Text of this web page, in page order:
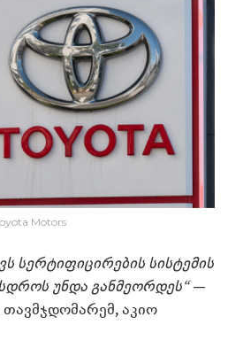
Motors
სერტიფიცირების სისტემის
უნდა განმეორდეს“—
თავმჯდომარემ, აკიო